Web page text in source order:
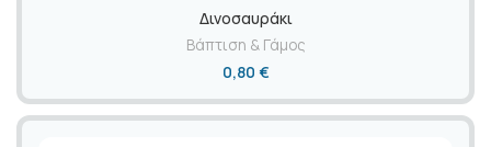
Δινοσαυράκι
Βάπτιση & Γάμος
0,80 €